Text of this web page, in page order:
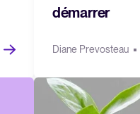
démarrer
Diane Prevosteau